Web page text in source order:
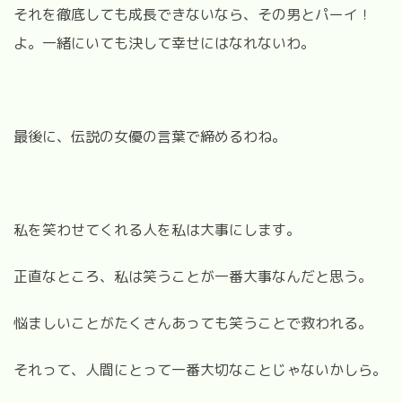
それを徹底しても成長できないなら、その男とパーイ！
よ。一緒にいても決して幸せにはなれないわ。
最後に、伝説の女優の言葉で締めるわね。
私を笑わせてくれる人を私は大事にします。
正直なところ、私は笑うことが一番大事なんだと思う。
悩ましいことがたくさんあっても笑うことで救われる。
それって、人間にとって一番大切なことじゃないかしら。